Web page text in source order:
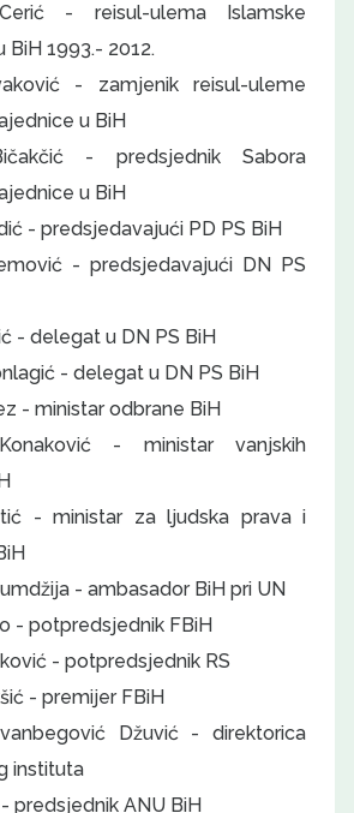
- reisul-ulema Islamske
BiH 1993.- 2012.
- zamjenik reisul-uleme
u BiH
- predsjednik Sabora
u BiH
- predsjedavajući PD PS BiH
- predsjedavajući DN PS
- delegat u DN PS BiH
- delegat u DN PS BiH
- ministar odbrane BiH
- ministar vanjskih
- ministar za ljudska prava i
- ambasador BiH pri UN
- potpredsjednik FBiH
- potpredsjednik RS
- premijer FBiH
Džuvić - direktorica
instituta
- predsjednik ANU BiH